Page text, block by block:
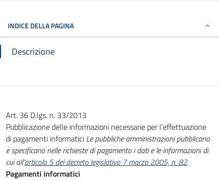
INDICE DELLA PAGINA
Descrizione
Art. 36 D.lgs. n. 33/2013
Pubblicazione delle informazioni necessarie per l’effettuazione
di pagamenti informatici Le pubbliche amministrazioni pubblicano
e specificano nelle richieste di pagamento i dati e le informazioni di
cui all’articolo 5 del decreto legislativo 7 marzo 2005, n. 82.
Pagamenti informatici